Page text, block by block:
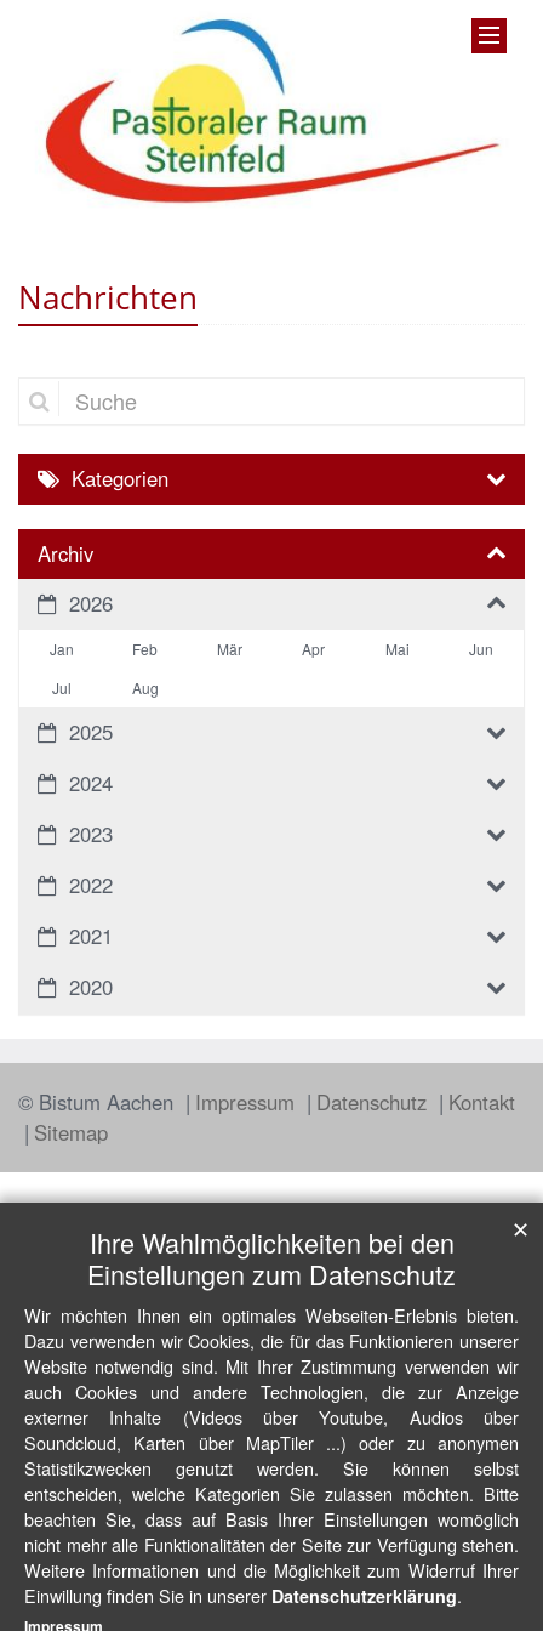
Nachrichten
Suche
Kategorien
Archiv
2026
Jan Feb Mär Apr Mai
Jun
Jul
Aug
2025
2024
2023
2022
2021
2020
© Bistum Aachen Impressum Datenschutz
Kontakt
Sitemap
Ihre Wahlmöglichkeiten bei den
Einstellungen zum Datenschutz
Wir möchten Ihnen ein optimales Webseiten-Erlebnis bieten.
Dazu verwenden wir Cookies, die für das Funktionieren unserer
Website notwendig sind. Mit Ihrer Zustimmung verwenden wir
auch Cookies und andere Technologien, die zur Anzeige
externer Inhalte (Videos über Youtube, Audios über
Soundcloud, Karten über MapTiler ...) oder zu anonymen
Statistikzwecken genutzt werden. Sie können selbst
entscheiden, welche Kategorien Sie zulassen möchten. Bitte
beachten Sie, dass auf Basis Ihrer Einstellungen womöglich
nicht mehr alle Funktionalitäten der Seite zur Verfügung stehen.
Weitere Informationen und die Möglichkeit zum Widerruf Ihrer
Einwillung finden Sie in unserer Datenschutzerklärung.
✕
Impressum